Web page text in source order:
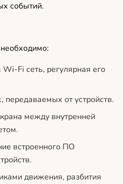
событий.
Fi сеть, регулярная его
от устройств.
между внутренней
встроенного ПО
движения, разбития